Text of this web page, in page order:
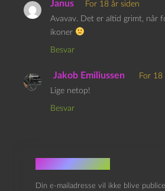
Janus
For 18 år siden
Avavav. Det er altid grimt, når
ikoner
Besvar
Jakob Emiliussen
For 18
Lige netop!
Besvar
Skriv et svar
Din e-mailadresse vil ikke blive